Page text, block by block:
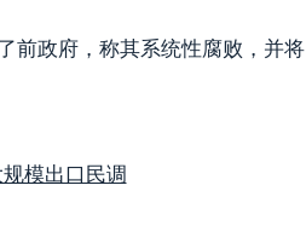
前政府，称其系统性腐败，并将
模出口民调